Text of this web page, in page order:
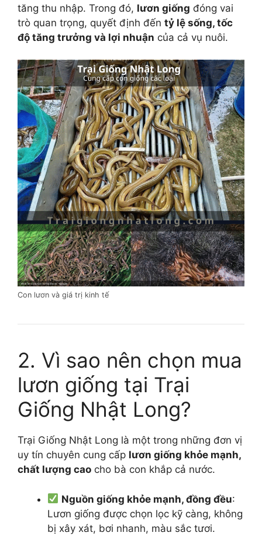
tăng thu nhập. Trong đó, lươn giống đóng vai
trò quan trọng, quyết định đến tỷ lệ sống, tốc
độ tăng trưởng và lợi nhuận của cả vụ nuôi.
Con lươn và giá trị kinh tế
2. Vì sao nên chọn mua
lươn giống tại Trại
Giống Nhật Long?
Trại Giống Nhật Long là một trong những đơn vị
uy tín chuyên cung cấp lươn giống khỏe mạnh,
chất lượng cao cho bà con khắp cả nước.
Nguồn giống khỏe mạnh, đồng đều:
Lươn giống được chọn lọc kỹ càng, không
bị xây xát, bơi nhanh, màu sắc tươi.